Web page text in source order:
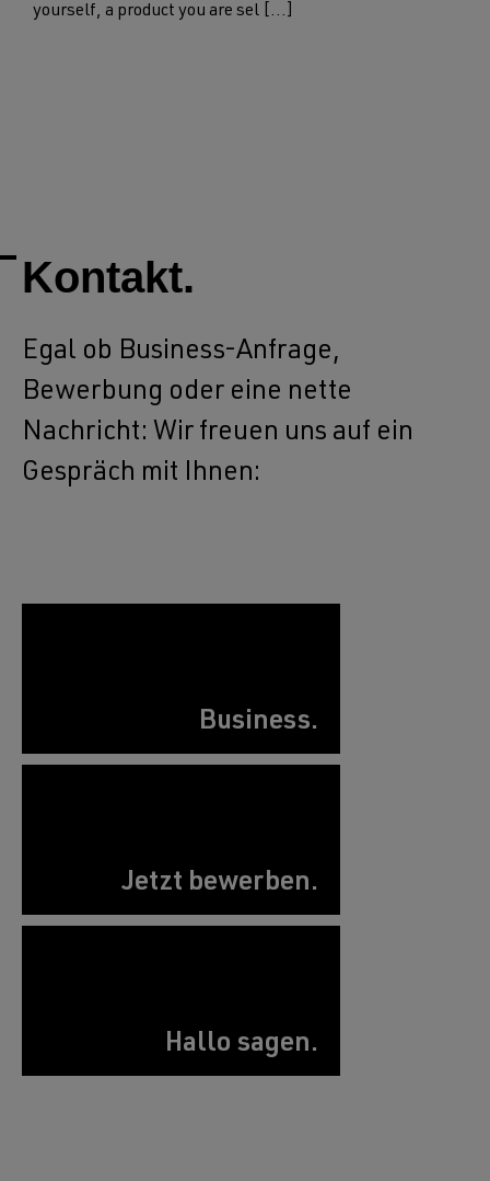
yourself, a product you are sel [...]
Kontakt.
Egal ob Business-Anfrage,
Bewerbung oder eine nette
Nachricht: Wir freuen uns auf ein
Gespräch mit Ihnen:
Business.
Jetzt bewerben.
Hallo sagen.